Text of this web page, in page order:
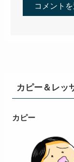
カピー＆レッ
カピー